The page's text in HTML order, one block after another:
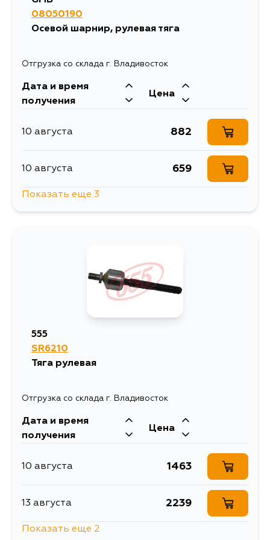
08050190
Осевой шарнир, рулевая тяга
Отгрузка со склада г. Владивосток
Дата и время
получения
Цена
10 августа 882
10 августа 659
Показать еще 3
555
SR6210
Тяга рулевая
Отгрузка со склада г. Владивосток
Дата и время
получения
Цена
10 августа 1463
13 августа 2239
Показать еще 2